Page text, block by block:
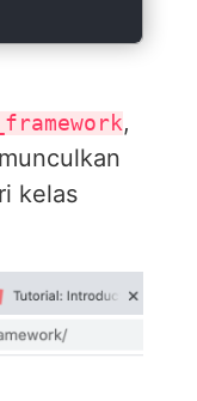
,
kelas